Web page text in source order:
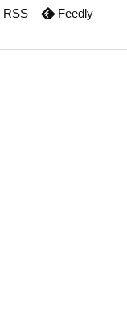
RSS Feedly